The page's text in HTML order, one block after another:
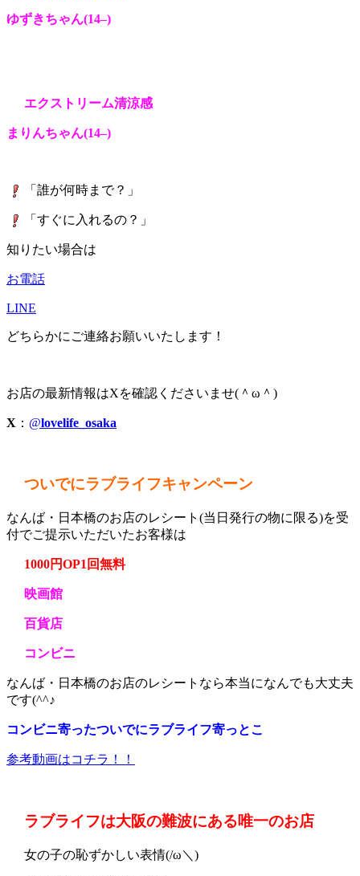
ゆずきちゃん(14–)
エクストリーム清涼感
まりんちゃん(14–)
「誰が何時まで？」
「すぐに入れるの？」
知りたい場合は
お電話
LINE
どちらかにご連絡お願いいたします！
お店の最新情報はXを確認くださいませ(＾ω＾)
X ： @lovelife_osaka
ついでにラブライフキャンペーン
なんば・日本橋のお店のレシート(当日発行の物に限る)を受
付でご提示いただいたお客様は
1000円OP1回無料
映画館
百貨店
コンビニ
なんば・日本橋のお店のレシートなら本当になんでも大丈夫
です(^^♪
コンビニ寄ったついでにラブライフ寄っとこ
参考動画はコチラ！！
ラブライフは大阪の難波にある唯一のお店
女の子の恥ずかしい表情(/ω＼)